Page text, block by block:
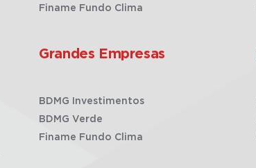
Finame Fundo Clima
Grandes Empresas
BDMG Investimentos
BDMG Verde
Finame Fundo Clima